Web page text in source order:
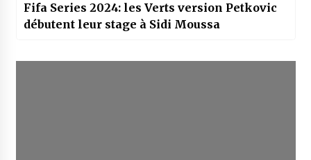
Fifa Series 2024: les Verts version Petkovic
débutent leur stage à Sidi Moussa